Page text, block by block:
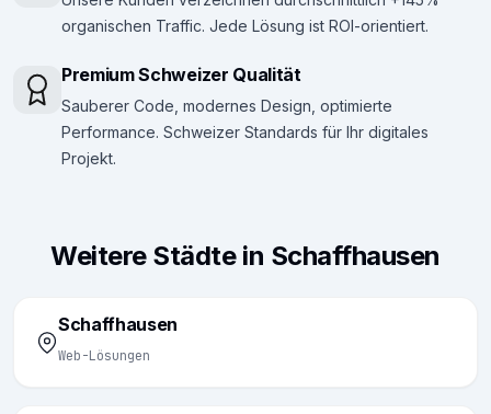
organischen Traffic. Jede Lösung ist ROI-orientiert.
Premium Schweizer Qualität
Sauberer Code, modernes Design, optimierte
Performance. Schweizer Standards für Ihr digitales
Projekt.
Weitere Städte in Schaffhausen
Schaffhausen
Web-Lösungen